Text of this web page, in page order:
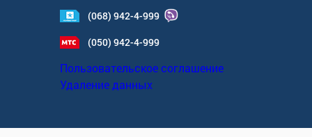
(068) 942-4-999
(050) 942-4-999
Пользовательское соглашение
Удаление данных